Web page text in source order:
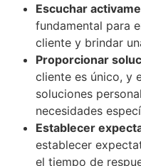
Escuchar
fundamental para
cliente y brindar
Proporcionar
cliente es único, y
soluciones
necesidades
Establecer
establecer
el tiempo de